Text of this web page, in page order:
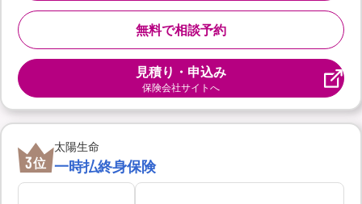
無料で相談予約
見積り・申込み
保険会社サイトへ
3位
太陽生命
一時払終身保険